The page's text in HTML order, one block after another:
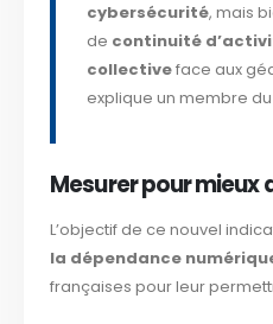
cybersécurité, mais
de continuité
collectiveface aux
explique un membre
Mesurer pour mieux
L’objectif de ce nouvel
la dépendance
françaises pour leur